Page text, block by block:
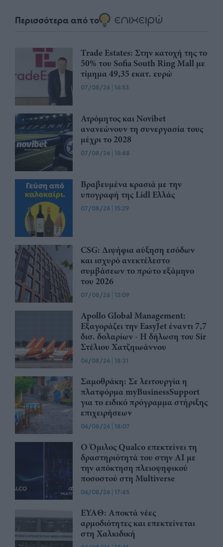
Περισσότερα από το
Trade Estates: Στην κατοχή της το
50% του Sofia South Ring Mall με
τίμημα 49,35 εκατ. ευρώ
07/08/26 | 16:53
Ατρόμητος και Novibet
ανανεώνουν τη συνεργασία τους
μέχρι το 2028
07/08/26 | 15:48
Βραβευμένα κρασιά με την
υπογραφή της Lidl Ελλάς
07/08/26 | 15:29
CSG: Διψήφια αύξηση εσόδων
και ισχυρό ανεκτέλεστο
συμβάσεων το πρώτο εξάμηνο
του 2026
07/08/26 | 12:09
Apollo Global Management:
Εξαγοράζει την EasyJet έναντι 7,7
δισ. δολαρίων - Η δήλωση του Sir
Στέλιου Χατζηιωάννου
06/08/26 | 18:31
Σαμοθράκη: Σε λειτουργία η
πλατφόρμα myBusinessSupport
για το ειδικό πρόγραμμα στήριξης
επιχειρήσεων
06/08/26 | 18:07
Ο Όμιλος Qualco επεκτείνει τη
δραστηριότητά του στην ΑΙ με
την απόκτηση πλειοψηφικού
ποσοστού στη Multiverse
06/08/26 | 17:45
ΕΥΑΘ: Αποκτά νέες
αρμοδιότητες και επεκτείνεται
στη Χαλκιδική